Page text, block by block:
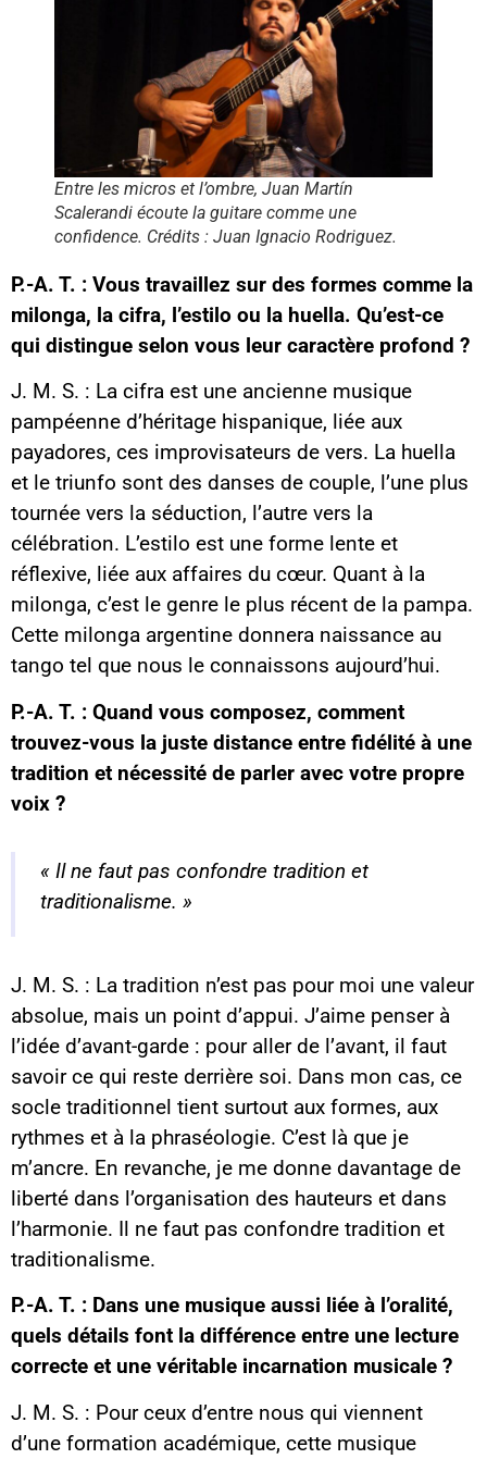
Entre les micros et l’ombre, Juan Martín
Scalerandi écoute la guitare comme une
confidence. Crédits : Juan Ignacio Rodriguez.
P.-A. T. : Vous travaillez sur des formes comme la
milonga, la cifra, l’estilo ou la huella. Qu’est-ce
qui distingue selon vous leur caractère profond ?
J. M. S. : La cifra est une ancienne musique
pampéenne d’héritage hispanique, liée aux
payadores, ces improvisateurs de vers. La huella
et le triunfo sont des danses de couple, l’une plus
tournée vers la séduction, l’autre vers la
célébration. L’estilo est une forme lente et
réflexive, liée aux affaires du cœur. Quant à la
milonga, c’est le genre le plus récent de la pampa.
Cette milonga argentine donnera naissance au
tango tel que nous le connaissons aujourd’hui.
P.-A. T. : Quand vous composez, comment
trouvez-vous la juste distance entre fidélité à une
tradition et nécessité de parler avec votre propre
voix ?
« Il ne faut pas confondre tradition et
traditionalisme. »
J. M. S. : La tradition n’est pas pour moi une valeur
absolue, mais un point d’appui. J’aime penser à
l’idée d’avant-garde : pour aller de l’avant, il faut
savoir ce qui reste derrière soi. Dans mon cas, ce
socle traditionnel tient surtout aux formes, aux
rythmes et à la phraséologie. C’est là que je
m’ancre. En revanche, je me donne davantage de
liberté dans l’organisation des hauteurs et dans
l’harmonie. Il ne faut pas confondre tradition et
traditionalisme.
P.-A. T. : Dans une musique aussi liée à l’oralité,
quels détails font la différence entre une lecture
correcte et une véritable incarnation musicale ?
J. M. S. : Pour ceux d’entre nous qui viennent
d’une formation académique, cette musique